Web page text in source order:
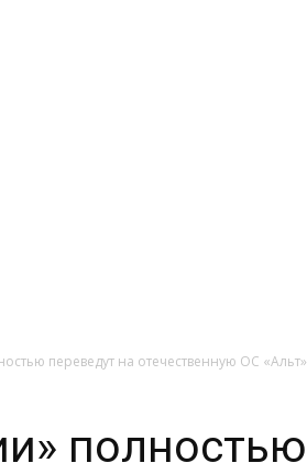
переведут на отечественную ОС «Альт»
полностью